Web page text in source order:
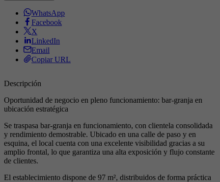
WhatsApp
Facebook
X
LinkedIn
Email
Copiar URL
Descripción
Oportunidad de negocio en pleno funcionamiento: bar-granja en
ubicación estratégica
Se traspasa bar-granja en funcionamiento, con clientela consolidada
y rendimiento demostrable. Ubicado en una calle de paso y en
esquina, el local cuenta con una excelente visibilidad gracias a su
amplio frontal, lo que garantiza una alta exposición y flujo constante
de clientes.
El establecimiento dispone de 97 m², distribuidos de forma práctica